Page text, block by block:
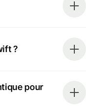
?
pour